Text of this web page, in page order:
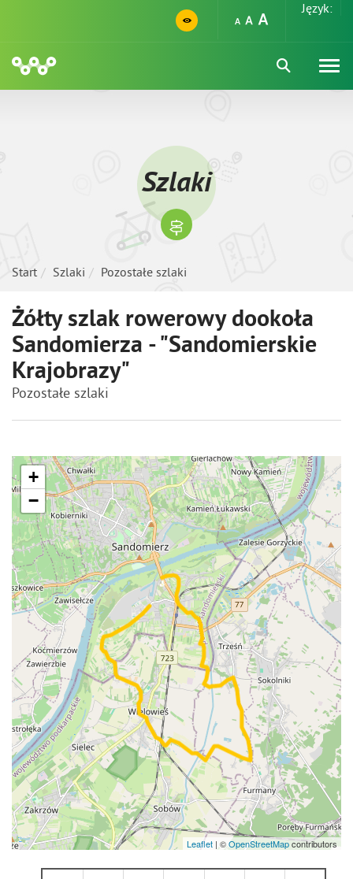
Język:
Szlaki
Start Szlaki Pozostałe szlaki
Żółty szlak rowerowy dookoła
Sandomierza - "Sandomierskie
Krajobrazy"
Pozostałe szlaki
+
−
Leaflet | ©OpenStreetMapcontributors